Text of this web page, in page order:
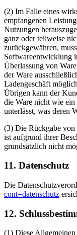
(2) Im Falle eines
empfangenen
Nutzungen
ganz oder teilweise
zurückgewähren,
Softwareentwicklung
Überlassung von
der Ware
Ladengeschäft
Übrigen kann der
die Ware nicht wie
unterlässt, was deren
(3) Die Rückgabe von
ist aufgrund ihrer
grundsätzlich nicht
11. Datenschutz
Die
cont=datenschutz
12.
(1) Diese Allgemeinen